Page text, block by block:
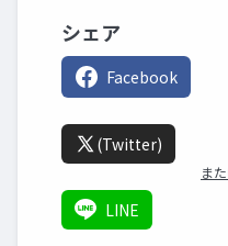
シェア
Facebook
(Twitter)
ま
LINE